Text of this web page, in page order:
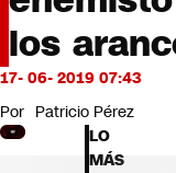
Servicios
Bits
CNN tiempo
Futuro 360
Opinión
los
17- 06- 2019 07:43
Por Patricio Pérez
LO
MÁS